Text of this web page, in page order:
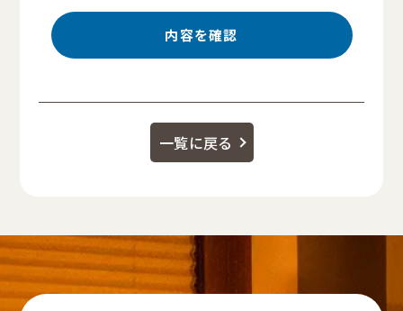
一覧に戻る